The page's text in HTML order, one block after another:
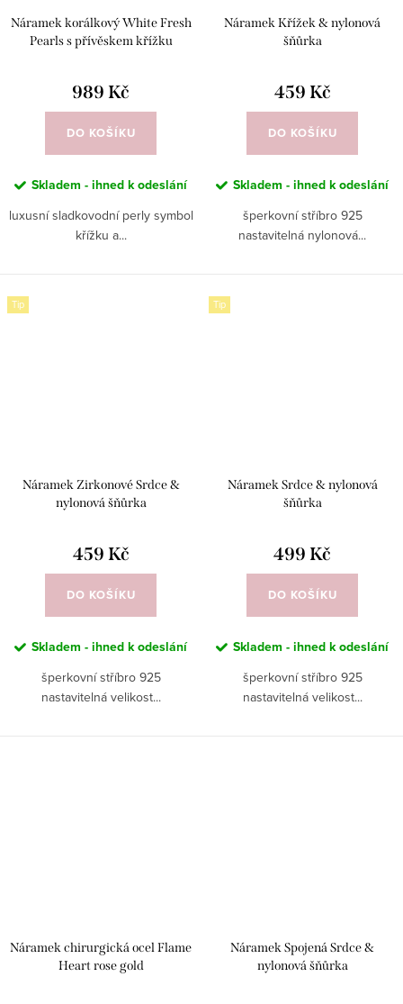
Náramek korálkový White Fresh
Pearls s přívěskem křížku
989 Kč
DO KOŠÍKU
Skladem - ihned k odeslání
luxusní sladkovodní perly symbol
křížku a...
Náramek Křížek & nylonová
šňůrka
459 Kč
DO KOŠÍKU
Skladem - ihned k odeslání
šperkovní stříbro 925
nastavitelná nylonová...
Tip
Náramek Zirkonové Srdce &
nylonová šňůrka
459 Kč
DO KOŠÍKU
Skladem - ihned k odeslání
šperkovní stříbro 925
nastavitelná velikost...
Tip
Náramek Srdce & nylonová
šňůrka
499 Kč
DO KOŠÍKU
Skladem - ihned k odeslání
šperkovní stříbro 925
nastavitelná velikost...
Náramek chirurgická ocel Flame
Heart rose gold
Náramek Spojená Srdce &
nylonová šňůrka